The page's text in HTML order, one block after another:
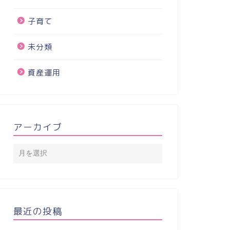
子育て
未分類
資産運用
アーカイブ
最近の投稿